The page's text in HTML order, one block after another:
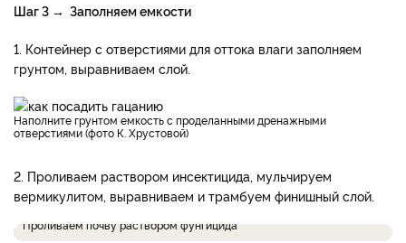
Шаг 3 → Заполняем емкости
1. Контейнер с отверстиями для оттока влаги заполняем
грунтом, выравниваем слой.
Наполните грунтом емкость с проделанными дренажными
отверстиями (фото К. Хрустовой)
2. Проливаем раствором инсектицида, мульчируем
вермикулитом, выравниваем и трамбуем финишный слой.
Проливаем почву раствором фунгицида